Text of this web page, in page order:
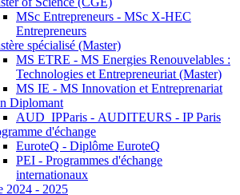
MSc Entrepreneurs - MSc X-HEC
Entrepreneurs
spécialisé (Master)
MS ETRE - MS Energies Renouvelables :
Technologies et Entrepreneuriat (Master)
MS IE - MS Innovation et Entreprenariat
Diplomant
AUD_IPParis - AUDITEURS - IP Paris
d'échange
EuroteQ - Diplôme EuroteQ
PEI - Programmes d'échange
internationaux
2024 - 2025